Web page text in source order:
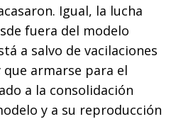
Igual, la lucha
fuera del modelo
a salvo de vacilaciones
que armarse para el
a la consolidación
y a su reproducción